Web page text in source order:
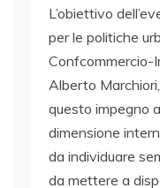
L’obiettivo
per le politiche
Confcommercio-
Alberto
questo impegno
dimensione
da individuare
da mettere a